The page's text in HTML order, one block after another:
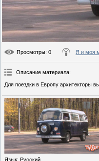
Просмотры: 0 Я и моя
Описание материала:
Для поездки в Европу архитекторы
Язык: Русский